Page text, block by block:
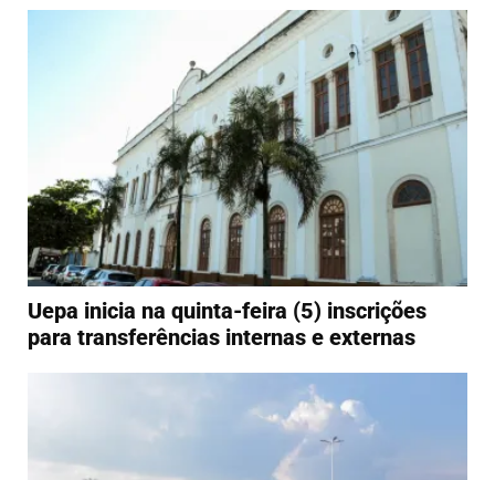
Uepa inicia na quinta-feira (5) inscrições
para transferências internas e externas